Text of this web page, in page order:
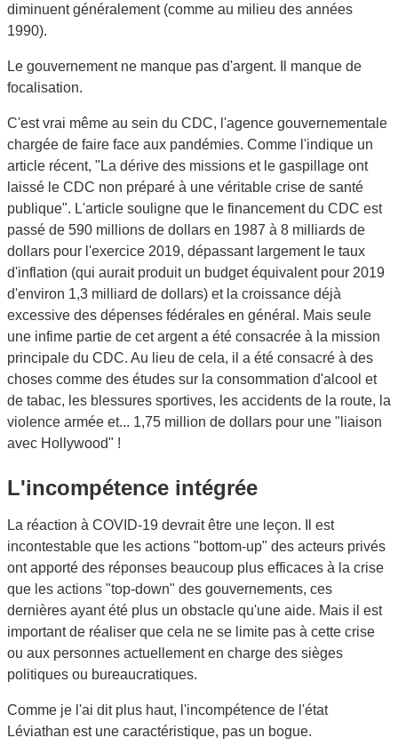
diminuent généralement (comme au milieu des années
1990).
Le gouvernement ne manque pas d'argent. Il manque de
focalisation.
C'est vrai même au sein du CDC, l'agence gouvernementale
chargée de faire face aux pandémies. Comme l'indique un
article récent, "La dérive des missions et le gaspillage ont
laissé le CDC non préparé à une véritable crise de santé
publique". L'article souligne que le financement du CDC est
passé de 590 millions de dollars en 1987 à 8 milliards de
dollars pour l'exercice 2019, dépassant largement le taux
d'inflation (qui aurait produit un budget équivalent pour 2019
d'environ 1,3 milliard de dollars) et la croissance déjà
excessive des dépenses fédérales en général. Mais seule
une infime partie de cet argent a été consacrée à la mission
principale du CDC. Au lieu de cela, il a été consacré à des
choses comme des études sur la consommation d'alcool et
de tabac, les blessures sportives, les accidents de la route, la
violence armée et... 1,75 million de dollars pour une "liaison
avec Hollywood" !
L'incompétence intégrée
La réaction à COVID-19 devrait être une leçon. Il est
incontestable que les actions "bottom-up" des acteurs privés
ont apporté des réponses beaucoup plus efficaces à la crise
que les actions "top-down" des gouvernements, ces
dernières ayant été plus un obstacle qu'une aide. Mais il est
important de réaliser que cela ne se limite pas à cette crise
ou aux personnes actuellement en charge des sièges
politiques ou bureaucratiques.
Comme je l'ai dit plus haut, l'incompétence de l'état
Léviathan est une caractéristique, pas un bogue.